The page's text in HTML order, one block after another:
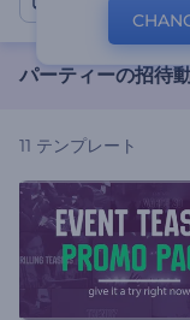
パーティーの招待
11 テンプレート